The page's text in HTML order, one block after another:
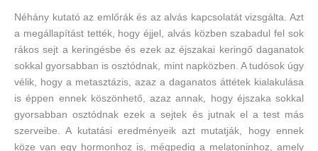
Néhány kutató az emlőrák és az alvás kapcsolatát vizsgálta. Azt
a megállapítást tették, hogy éjjel, alvás közben szabadul fel sok
rákos sejt a keringésbe és ezek az éjszakai keringő daganatok
sokkal gyorsabban is osztódnak, mint napközben. A tudósok úgy
vélik, hogy a metasztázis, azaz a daganatos áttétek kialakulása
is éppen ennek köszönhető, azaz annak, hogy éjszaka sokkal
gyorsabban osztódnak ezek a sejtek és jutnak el a test más
szerveibe. A kutatási eredményeik azt mutatják, hogy ennek
köze van egy hormonhoz is, mégpedig a melatoninhoz, amely